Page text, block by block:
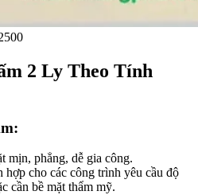
2 Ly Theo Tính
mịn, phẳng, dễ gia công.
hợp cho các công trình yêu cầu độ
cần bề mặt thẩm mỹ.